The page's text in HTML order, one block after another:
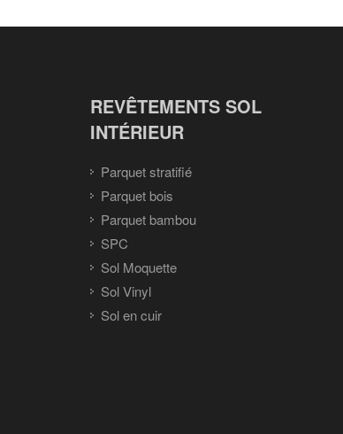
REVÊTEMENTS SOL
INTÉRIEUR
Parquet stratifié
Parquet bois
Parquet bambou
SPC
Sol Moquette
Sol Vinyl
Sol en cuir